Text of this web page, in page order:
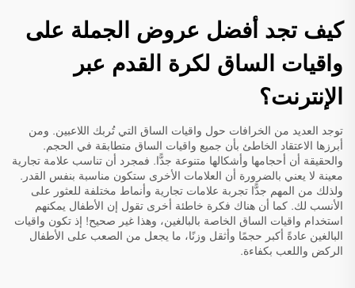
كيف تجد أفضل عروض الجملة على
واقيات الساق لكرة القدم عبر
الإنترنت؟
توجد العديد من الخرافات حول واقيات الساق التي تُربك اللاعبين. ومن
أبرزها الاعتقاد الخاطئ بأن جميع واقيات الساق متطابقة في الحجم.
والحقيقة أن أحجامها وأشكالها متنوعة جدًّا. فمجرد أن تناسب علامة تجارية
معينة لا يعني بالضرورة أن العلامات الأخرى ستكون مناسبة بنفس القدر.
ولذلك من المهم جدًّا تجربة علامات تجارية وأنماط مختلفة للعثور على
الأنسب لك. كما أن هناك فكرة خاطئة أخرى تقول إن الأطفال يمكنهم
استخدام واقيات الساق الخاصة بالبالغين، وهذا غير صحيح! إذ تكون واقيات
البالغين عادةً أكبر حجمًا وأثقل وزنًا، ما يجعل من الصعب على الأطفال
الركض واللعب بكفاءة.